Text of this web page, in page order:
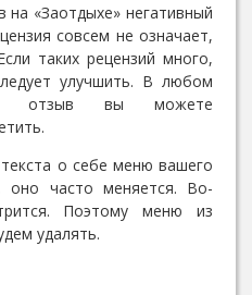
на «Заотдыхе» негативный
совсем не означает,
таких рецензий много,
улучшить. В любом
отзыв вы можете
о себе меню вашего
оно часто меняется. Во-
Поэтому меню из
удалять.